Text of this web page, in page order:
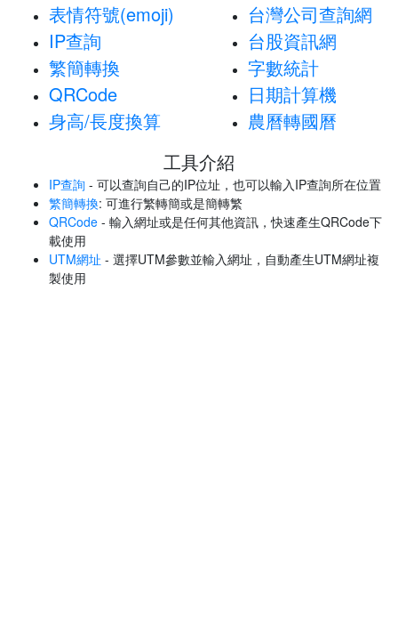
表情符號(emoji)
IP查詢
繁簡轉換
QRCode
身高/長度換算
台灣公司查詢網
台股資訊網
字數統計
日期計算機
農曆轉國曆
工具介紹
IP查詢 - 可以查詢自己的IP位址，也可以輸入IP查詢所在位置
繁簡轉換: 可進行繁轉簡或是簡轉繁
QRCode - 輸入網址或是任何其他資訊，快速產生QRCode下
載使用
UTM網址 - 選擇UTM參數並輸入網址，自動產生UTM網址複
製使用